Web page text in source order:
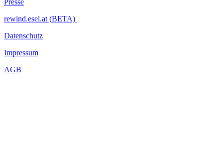
rewind.esel.at (BETA)
Datenschutz
Impressum
AGB